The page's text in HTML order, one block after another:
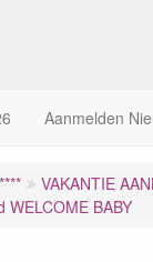
Aanmelden
VAKANTIE
BABY